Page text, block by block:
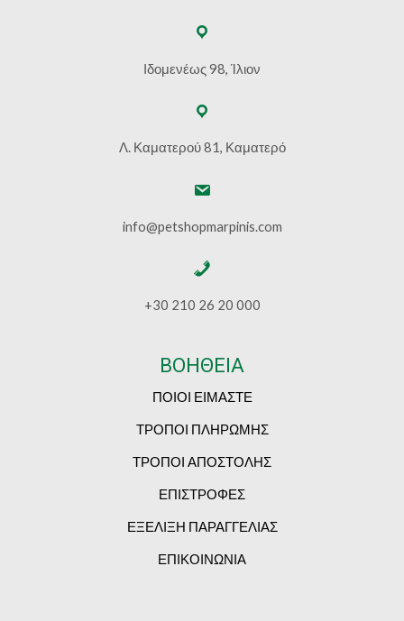
Ιδομενέως 98, Ίλιον
Λ. Καματερού 81, Καματερό
info@petshopmarpinis.com
+30 210 26 20 000
ΒΟΗΘΕΙΑ
ΠΟΙΟΙ ΕΙΜΑΣΤΕ
ΤΡΟΠΟΙ ΠΛΗΡΩΜΗΣ
ΤΡΟΠΟΙ ΑΠΟΣΤΟΛΗΣ
ΕΠΙΣΤΡΟΦΕΣ
ΕΞΕΛΙΞΗ ΠΑΡΑΓΓΕΛΙΑΣ
ΕΠΙΚΟΙΝΩΝΙΑ